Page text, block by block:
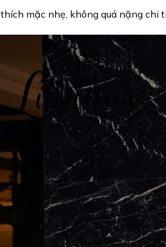
mặc nhẹ, không quá nặng chi